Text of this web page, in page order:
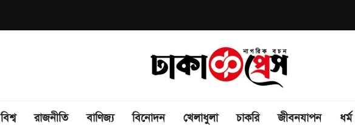
বিশ্ব রাজনীতি বাণিজ্য বিনোদন খেলাধুলা চাকরি জীবনযাপন ধর্ম